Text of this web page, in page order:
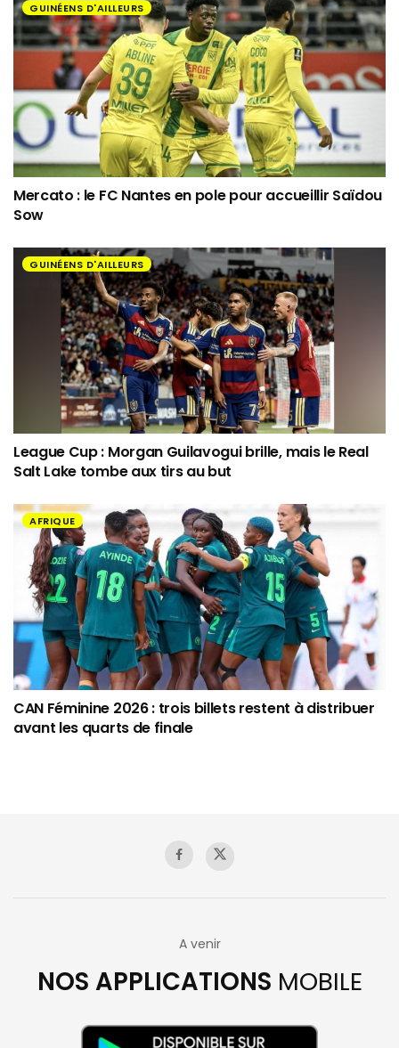
GUINÉENS D'AILLEURS
Mercato : le FC Nantes en pole pour accueillir Saïdou
Sow
GUINÉENS D'AILLEURS
League Cup : Morgan Guilavogui brille, mais le Real
Salt Lake tombe aux tirs au but
AFRIQUE
CAN Féminine 2026 : trois billets restent à distribuer
avant les quarts de finale
A venir
NOS APPLICATIONS MOBILE